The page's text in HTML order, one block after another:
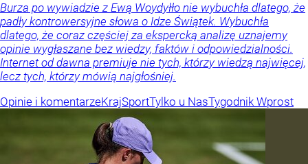
Burza po wywiadzie z Ewą Woydyłło nie wybuchła dlatego, że
padły kontrowersyjne słowa o Idze Świątek. Wybuchła
dlatego, że coraz częściej za ekspercką analizę uznajemy
opinie wygłaszane bez wiedzy, faktów i odpowiedzialności.
Internet od dawna premiuje nie tych, którzy wiedzą najwięcej,
lecz tych, którzy mówią najgłośniej.
Opinie i komentarzeKrajSportTylko u NasTygodnik Wprost